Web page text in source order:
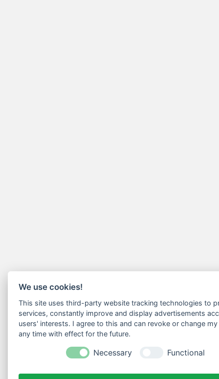
We use cookies!
This site uses third-party website tracking technologies to
services, constantly improve and display advertisements
users' interests. I agree to this and can revoke or change
any time with effect for the future.
Necessary Functional